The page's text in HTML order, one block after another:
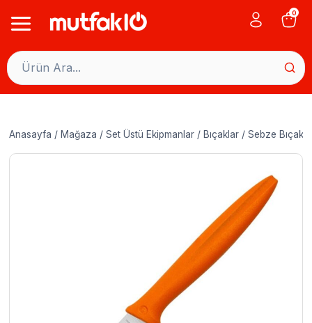
0
Anasayfa / Mağaza / Set Üstü Ekipmanlar / Bıçaklar / Sebze